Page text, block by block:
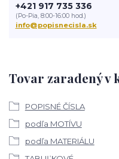
Tovar zaradený v
POPISNÉ ČÍSLA
podľa MOTÍVU
podľa MATERIÁLU
+421 917 735 336
(Po-Pia, 8:00-16:00 hod.)
info@popisnecisla.sk